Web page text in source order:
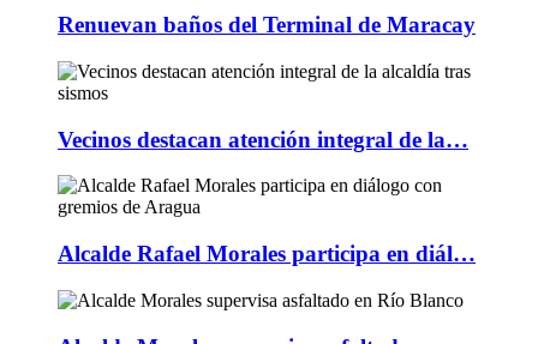
Renuevan baños del Terminal de Maracay
Vecinos destacan atención integral de la…
Alcalde Rafael Morales participa en diál…